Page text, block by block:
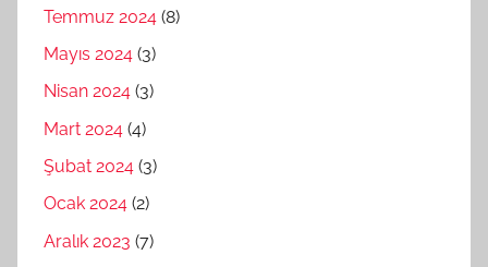
Temmuz 2024 (8)
Mayıs 2024 (3)
Nisan 2024 (3)
Mart 2024 (4)
Şubat 2024 (3)
Ocak 2024 (2)
Aralık 2023 (7)